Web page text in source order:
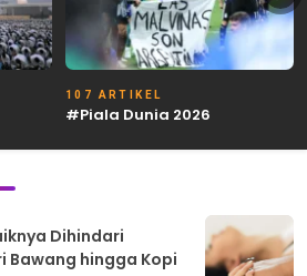
107 ARTIKEL
#Piala Dunia 2026
Dihindari
Bawang hingga Kopi